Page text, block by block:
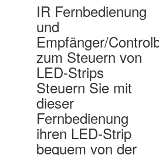
IR Fernbedienung
und
Empfänger/
zum Steuern von
LED-Strips
Steuern Sie mit
dieser
Fernbedienung
ihren LED-Strip
bequem von der